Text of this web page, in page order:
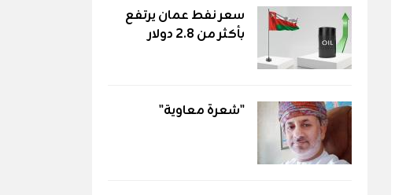
سعر نفط عمان يرتفع
بأكثر من 2.8 دولار
"شعرة معاوية"